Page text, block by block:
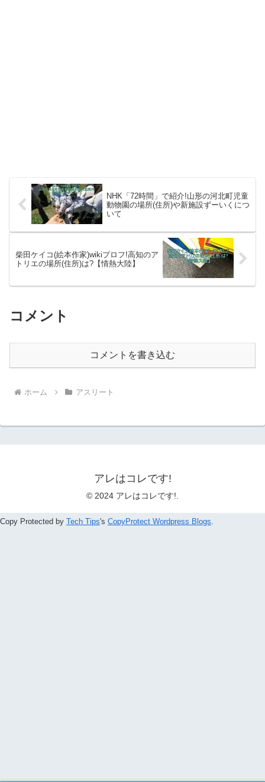
NHK「72時間」で紹介!山形の河北町児童
動物園の場所(住所)や新施設ずーいくにつ
いて
柴田ケイコ(絵本作家)wikiプロフ!高知のア
トリエの場所(住所)は?【情熱大陸】
コメント
コメントを書き込む
ホーム アスリート
アレはコレです!
© 2024 アレはコレです!.
Copy Protected by Tech Tips's CopyProtect Wordpress Blogs